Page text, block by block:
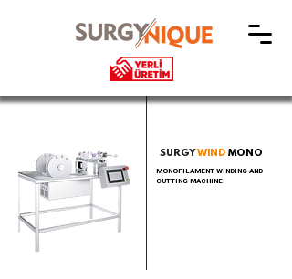
SURGYWIND MONO
MONOFILAMENT WINDING AND
CUTTING MACHINE